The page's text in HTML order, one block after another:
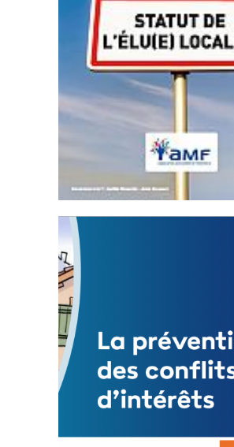
Statut de l’élu local
3 avril 2024
Mise à jour avril 2024 233053 Total
FEUILLETER